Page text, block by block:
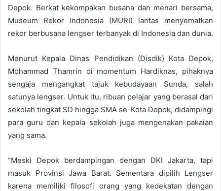
Depok. Berkat kekompakan busana dan menari bersama,
Museum Rekor Indonesia (MURI) lantas menyematkan
rekor berbusana lengser terbanyak di Indonesia dan dunia.
Menurut Kepala Dinas Pendidikan (Disdik) Kota Depok,
Mohammad Thamrin di momentum Hardiknas, pihaknya
sengaja mengangkat tajuk kebudayaan Sunda, salah
satunya lengser. Untuk itu, ribuan pelajar yang berasal dari
sekolah tingkat SD hingga SMA se-Kota Depok, didampingi
para guru dan kepala sekolah juga mengenakan pakaian
yang sama.
“Meski Depok berdampingan dengan DKI Jakarta, tapi
masuk Provinsi Jawa Barat. Sementara dipilih Lengser
karena memiliki filosofi orang yang kedekatan dengan